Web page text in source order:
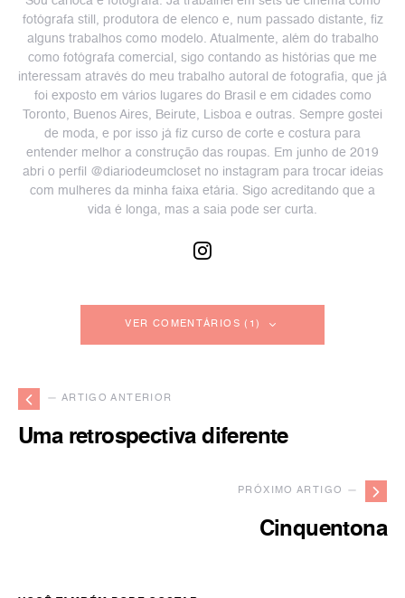
fotógrafa still, produtora de elenco e, num passado distante, fiz
alguns trabalhos como modelo. Atualmente, além do trabalho
como fotógrafa comercial, sigo contando as histórias que me
interessam através do meu trabalho autoral de fotografia, que já
foi exposto em vários lugares do Brasil e em cidades como
Toronto, Buenos Aires, Beirute, Lisboa e outras. Sempre gostei
de moda, e por isso já fiz curso de corte e costura para
entender melhor a construção das roupas. Em junho de 2019
abri o perfil @diariodeumcloset no instagram para trocar ideias
com mulheres da minha faixa etária. Sigo acreditando que a
vida é longa, mas a saia pode ser curta.
VER COMENTÁRIOS (1)
— ARTIGO ANTERIOR
Uma retrospectiva diferente
PRÓXIMO ARTIGO —
Cinquentona